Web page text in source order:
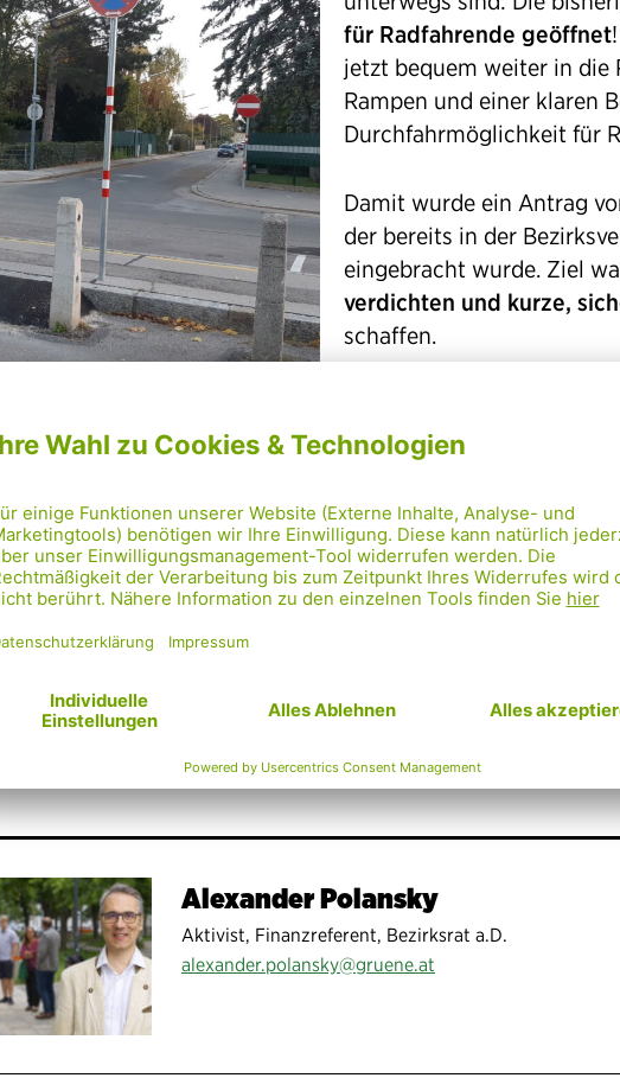
für Radfahrende geöffnet
jetzt bequem weiter in die
Rampen und einer klaren
Durchfahrmöglichkeit für
Damit wurde ein Antrag
der bereits in der
eingebracht wurde. Ziel
verdichten und kurze,
schaffen.
„Jede kleine Lücke, die
unserem Ziel einer
Stadt ein Stück näher“,
a.D., über den Erfolg.
Die Maßnahme steht ganz
Mobilität, das den Anteil
Öffis, Rad- und
Wohngebieten erhöhen
Attraktivität des
und eine direkte,
Alexander Polansky
Aktivist, Finanzreferent, Bezirksrat a.D.
alexander.polansky@gruene.at